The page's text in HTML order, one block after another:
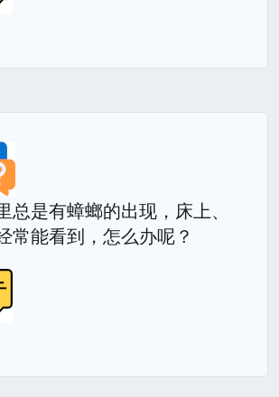
总是有蟑螂的出现，床上、
常能看到，怎么办呢？